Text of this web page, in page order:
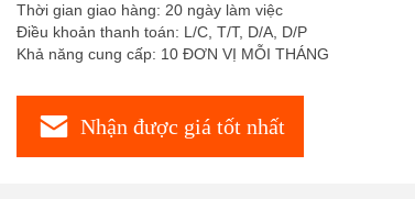
Thời gian giao hàng: 20 ngày làm việc
Điều khoản thanh toán: L/C, T/T, D/A, D/P
Khả năng cung cấp: 10 ĐƠN VỊ MỖI THÁNG
Nhận được giá tốt nhất